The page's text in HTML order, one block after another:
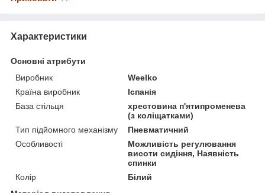
Характеристики
Основні атрибути
Виробник
Weelko
Країна виробник
Іспанія
База стільця
хрестовина п'ятипроменева
(з коліщатками)
Тип підйомного механізму
Пневматичний
Особливості
Можливість регулювання
висоти сидіння, Наявність
спинки
Колір
Білий